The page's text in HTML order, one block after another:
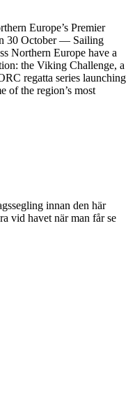
Europe’s Premier
30 October — Sailing
Northern Europe have a
the Viking Challenge, a
regatta series launching
of the region’s most
innan den här
vid havet när man får se